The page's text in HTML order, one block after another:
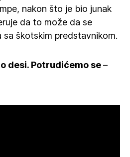
nakon što je bio junak
da to može da se
sa škotskim predstavnikom.
desi. Potrudićemo se–